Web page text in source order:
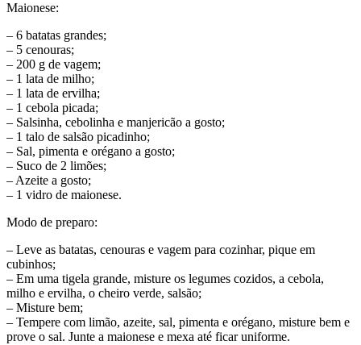
Maionese:
– 6 batatas grandes;
– 5 cenouras;
– 200 g de vagem;
– 1 lata de milho;
– 1 lata de ervilha;
– 1 cebola picada;
– Salsinha, cebolinha e manjericão a gosto;
– 1 talo de salsão picadinho;
– Sal, pimenta e orégano a gosto;
– Suco de 2 limões;
– Azeite a gosto;
– 1 vidro de maionese.
Modo de preparo:
– Leve as batatas, cenouras e vagem para cozinhar, pique em
cubinhos;
– Em uma tigela grande, misture os legumes cozidos, a cebola,
milho e ervilha, o cheiro verde, salsão;
– Misture bem;
– Tempere com limão, azeite, sal, pimenta e orégano, misture bem e
prove o sal. Junte a maionese e mexa até ficar uniforme.